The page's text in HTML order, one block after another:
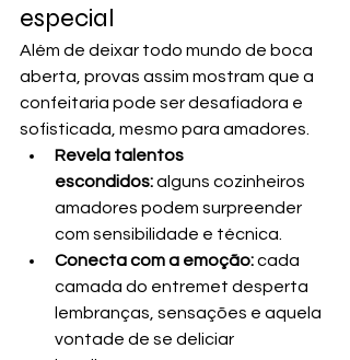
especial
Além de deixar todo mundo de boca
aberta, provas assim mostram que a
confeitaria pode ser desafiadora e
sofisticada, mesmo para amadores.
Revela talentos
escondidos: alguns cozinheiros
amadores podem surpreender
com sensibilidade e técnica.
Conecta com a emoção: cada
camada do entremet desperta
lembranças, sensações e aquela
vontade de se deliciar